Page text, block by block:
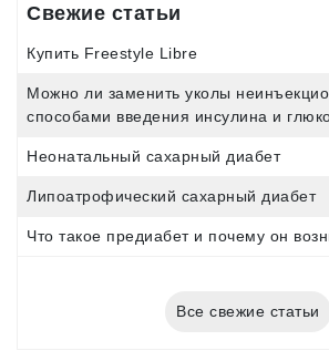
Свежие статьи
Купить Freestyle Libre
Можно ли заменить уколы
способами введения инсулина и
Неонатальный сахарный диабет
Липоатрофический сахарный диабет
Что такое предиабет и почему он
Все свежие статьи